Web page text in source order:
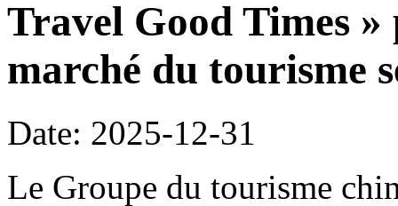
Travel Good Times »
marché du tourisme
Date: 2025-12-31
Le Groupe du tourisme